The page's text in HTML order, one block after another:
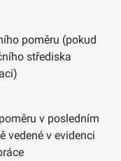
poměru (pokud
střediska
v posledním
vedené v evidenci